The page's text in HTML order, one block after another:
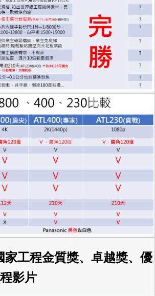
工程金質獎、卓越獎、優
影片